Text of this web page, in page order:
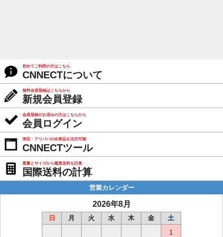
初めてご利用の方はこちら
CNNECTについて
無料会員登録はこちらから
新規会員登録
会員登録がお済みの方はこちらから
会員ログイン
淘宝・アリババの全商品を注文可能
CNNECTツール
重量とサイズから概算送料を計算
国際送料の計算
営業カレンダー
2026年8月
日 月 火 水 木 金
土
1